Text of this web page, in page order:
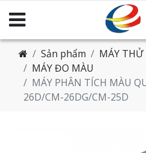
Sản phẩm
MÁY THỬ
MÁY ĐO MÀU
MÁY PHÂN TÍCH MÀU
26D/CM-26DG/CM-25D